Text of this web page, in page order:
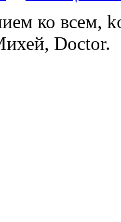
ко всем,
Doctor.